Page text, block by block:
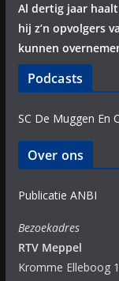
Al dertig jaar haalt
hij z’n opvolgers
kunnen
Podcasts
SC De Muggen En
Over ons
Publicatie ANBI
Bezoekadres
RTV Meppel
Kromme Elleboog